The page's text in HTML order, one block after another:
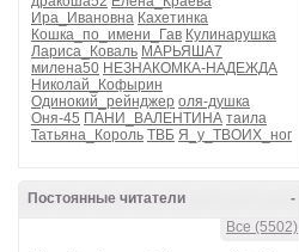
Ира_Ивановна Кахетинка
Кошка_по_имени_Гав Кулинарушка
Лариса_Коваль МАРЬЯША7
милена50 НЕЗНАКОМКА-НАДЕЖДА
Николай_Кофырин
Одинокий_рейнджер оля-душка
Оня-45 ПАНИ_ВАЛЕНТИНА таила
Татьяна_Король ТВБ Я_у_ТВОИХ_ног
-
Постоянные читатели
Все (5502)